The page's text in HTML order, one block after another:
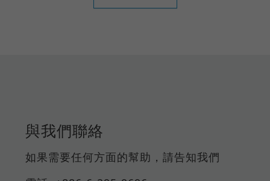
與我們聯絡
如果需要任何方面的幫助，請告知我們